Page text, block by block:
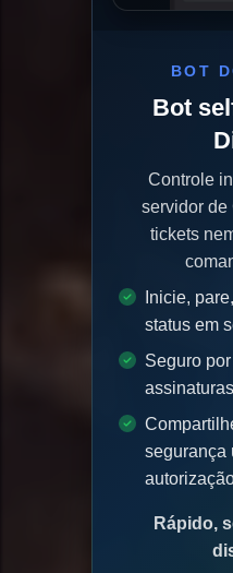
BOT
Bot
Controle
servidor de
tickets
Inicie,
status em
Seguro
segurança
Rápido,